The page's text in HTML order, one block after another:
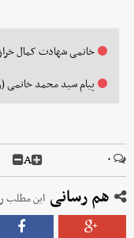
خاتمی شهادت کمال
پیام سید محمد خاتمی
۰ A
هم رسانی این مطلب